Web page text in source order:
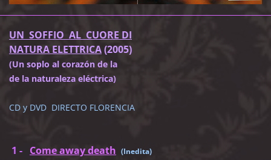
UN SOFFIO AL CUORE DI
NATURA ELETTRICA(2005)
(Un soplo al corazón de la
de la naturaleza eléctrica)
CD y DVD DIRECTO FLORENCIA
1 - Come away death (Inedita)